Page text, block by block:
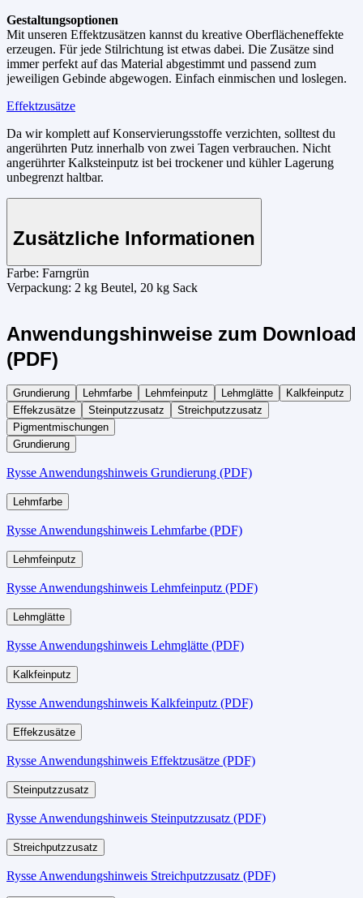
Gestaltungsoptionen
Mit unseren Effektzusätzen kannst du kreative Oberflächeneffekte
erzeugen. Für jede Stilrichtung ist etwas dabei. Die Zusätze sind
immer perfekt auf das Material abgestimmt und passend zum
jeweiligen Gebinde abgewogen. Einfach einmischen und loslegen.
Effektzusätze
Da wir komplett auf Konservierungsstoffe verzichten, solltest du
angerührten Putz innerhalb von zwei Tagen verbrauchen. Nicht
angerührter Kalksteinputz ist bei trockener und kühler Lagerung
unbegrenzt haltbar.
Zusätzliche Informationen
Farbe: Farngrün
Verpackung: 2 kg Beutel, 20 kg Sack
Anwendungshinweise zum Download
(PDF)
Grundierung Lehmfarbe Lehmfeinputz Lehmglätte
Kalkfeinputz
Effekzusätze
Steinputzzusatz
Streichputzzusatz
Pigmentmischungen
Grundierung
Rysse Anwendungshinweis Grundierung (PDF)
Lehmfarbe
Rysse Anwendungshinweis Lehmfarbe (PDF)
Lehmfeinputz
Rysse Anwendungshinweis Lehmfeinputz (PDF)
Lehmglätte
Rysse Anwendungshinweis Lehmglätte (PDF)
Kalkfeinputz
Rysse Anwendungshinweis Kalkfeinputz (PDF)
Effekzusätze
Rysse Anwendungshinweis Effektzusätze (PDF)
Steinputzzusatz
Rysse Anwendungshinweis Steinputzzusatz (PDF)
Streichputzzusatz
Rysse Anwendungshinweis Streichputzzusatz (PDF)